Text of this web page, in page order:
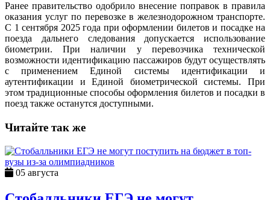
Ранее правительство одобрило внесение поправок в правила
оказания услуг по перевозке в железнодорожном транспорте.
С 1 сентября 2025 года при оформлении билетов и посадке на
поезда дальнего следования допускается использование
биометрии. При наличии у перевозчика технической
возможности идентификацию пассажиров будут осуществлять
с применением Единой системы идентификации и
аутентификации и Единой биометрической системы. При
этом традиционные способы оформления билетов и посадки в
поезд также останутся доступными.
Читайте так же
05 августа